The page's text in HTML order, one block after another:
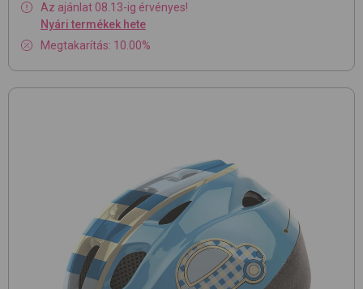
Az ajánlat 08.13-ig érvényes!
Nyári termékek hete
Megtakarítás: 10.00%